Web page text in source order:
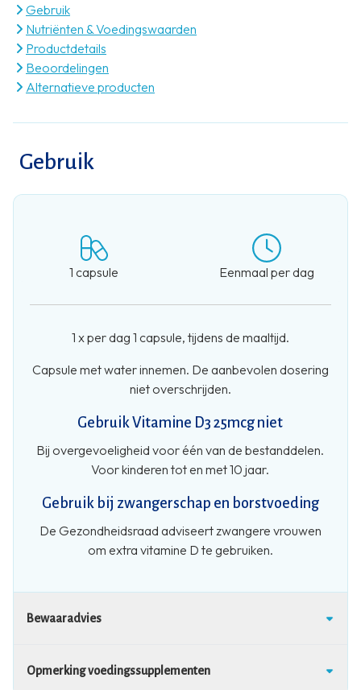
Gebruik
Nutriënten & Voedingswaarden
Productdetails
Beoordelingen
Alternatieve producten
Gebruik
1 capsule Eenmaal per dag
1 x per dag 1 capsule, tijdens de maaltijd.
Capsule met water innemen. De aanbevolen dosering
niet overschrijden.
Gebruik Vitamine D3 25mcg niet
Bij overgevoeligheid voor één van de bestanddelen.
Voor kinderen tot en met 10 jaar.
Gebruik bij zwangerschap en borstvoeding
De Gezondheidsraad adviseert zwangere vrouwen
om extra vitamine D te gebruiken.
Bewaaradvies
Opmerking voedingssupplementen